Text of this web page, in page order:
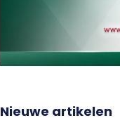
Nieuwe artikelen